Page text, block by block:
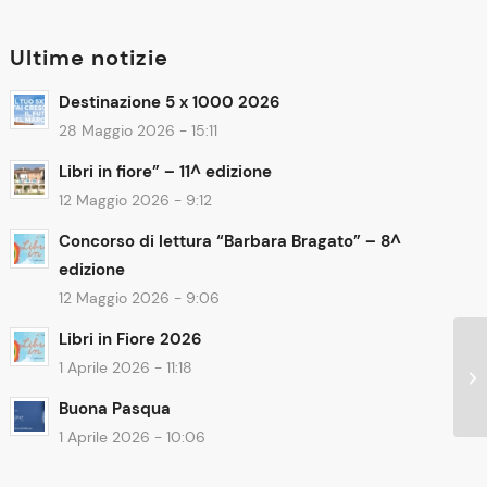
Ultime notizie
Destinazione 5 x 1000 2026
28 Maggio 2026 - 15:11
Libri in fiore” – 11^ edizione
12 Maggio 2026 - 9:12
Concorso di lettura “Barbara Bragato” – 8^
edizione
12 Maggio 2026 - 9:06
Libri in Fiore 2026
1 Aprile 2026 - 11:18
Buona Pasqua
1 Aprile 2026 - 10:06